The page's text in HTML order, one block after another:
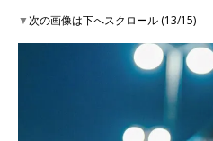
▼次の画像は下へスクロール (13/15)